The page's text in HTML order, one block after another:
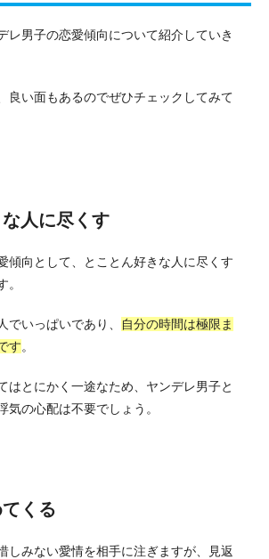
レ男子の恋愛傾向について紹介していき
良い面もあるのでぜひチェックしてみて
人に尽くす
傾向として、とことん好きな人に尽くす
。
でいっぱいであり、
自分の時間は極限ま
す。
はとにかく一途なため、ヤンデレ男子と
気の心配は不要でしょう。
くる
しみない愛情を相手に注ぎますが、見返